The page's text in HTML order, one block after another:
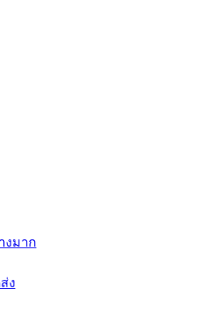
งมาก
ง